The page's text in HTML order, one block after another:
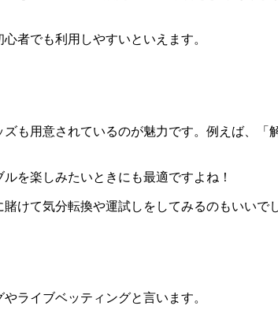
者でも利用しやすいといえます。
も用意されているのが魅力です。例えば、
を楽しみたいときにも最適ですよね！
けて気分転換や運試しをしてみるのもいいで
ライブベッティングと言います。